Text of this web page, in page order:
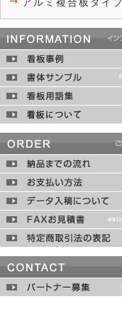
アルミ複合板タイプ